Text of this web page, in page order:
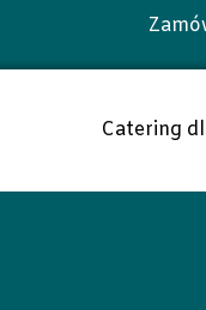
Catering